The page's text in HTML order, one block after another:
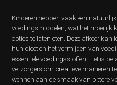
Kinderen hebben vaak een
voedingsmiddelen, wat het moeilijk
opties te laten eten. Deze afkeer kan
hun dieet en het vermijden van
essentiële voedingsstoffen. Het is
verzorgers om creatieve manieren
wennen aan de smaak van bittere